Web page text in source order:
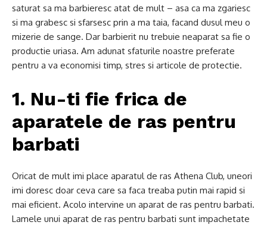
saturat sa ma barbieresc atat de mult – asa ca ma zgariesc
si ma grabesc si sfarsesc prin a ma taia, facand dusul meu o
mizerie de sange. Dar barbierit nu trebuie neaparat sa fie o
productie uriasa. Am adunat sfaturile noastre preferate
pentru a va economisi timp, stres si articole de protectie.
1. Nu-ti fie frica de
aparatele de ras pentru
barbati
Oricat de mult imi place aparatul de ras Athena Club, uneori
imi doresc doar ceva care sa faca treaba putin mai rapid si
mai eficient. Acolo intervine un aparat de ras pentru barbati.
Lamele unui aparat de ras pentru barbati sunt impachetate